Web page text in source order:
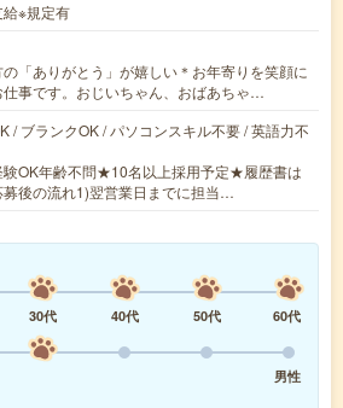
※規定有
の「ありがとう」が嬉しい＊お年寄りを笑顔に
事です。おじいちゃん、おばあちゃ…
/ ブランクOK / パソコンスキル不要 / 英語力不
験OK年齢不問★10名以上採用予定★履歴書は
後の流れ1)翌営業日までに担当…
30代 40代 50代
60代
男性